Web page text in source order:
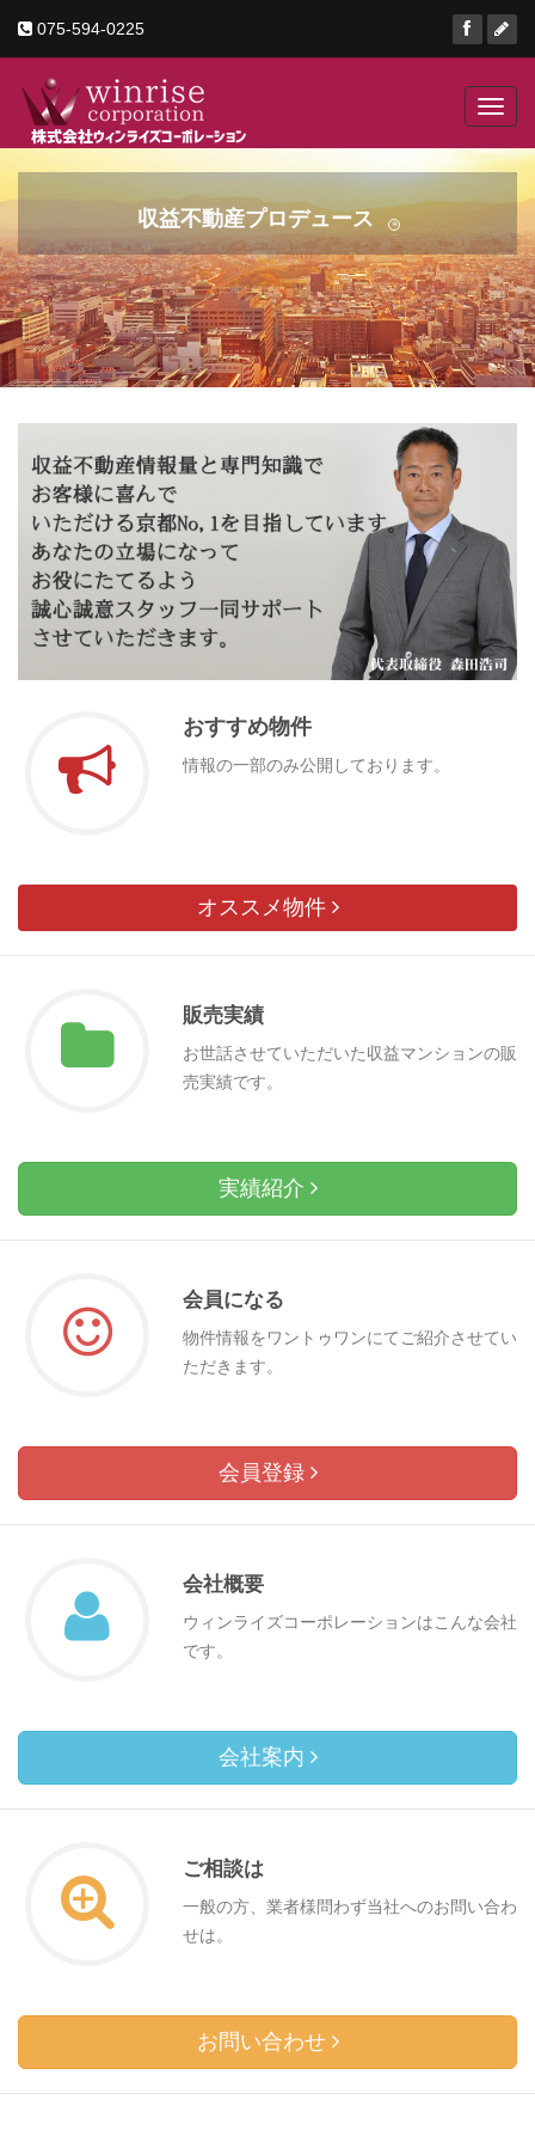
075-594-0225
収益不動産プロデュース R
京町家・ビル・店舗
ゲストハウス・土地
工場・倉庫などあらゆる事業用不動産
収益不動産・事業用不動産の事
ならお任せください
おすすめ物件
情報の一部のみ公開しております。
オススメ物件
販売実績
お世話させていただいた収益マンションの販
売実績です。
実績紹介
会員になる
物件情報をワントゥワンにてご紹介させてい
ただきます。
会員登録
会社概要
ウィンライズコーポレーションはこんな会社
です。
会社案内
ご相談は
一般の方、業者様問わず当社へのお問い合わ
せは。
お問い合わせ